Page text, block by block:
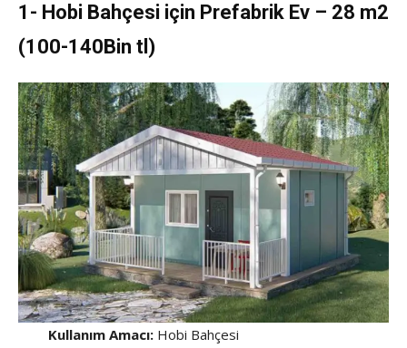
1- Hobi Bahçesi için Prefabrik Ev – 28 m2
(100-140Bin tl)
Kullanım Amacı:Hobi Bahçesi